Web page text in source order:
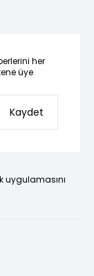
her
üye
Kaydet
uygulamasını